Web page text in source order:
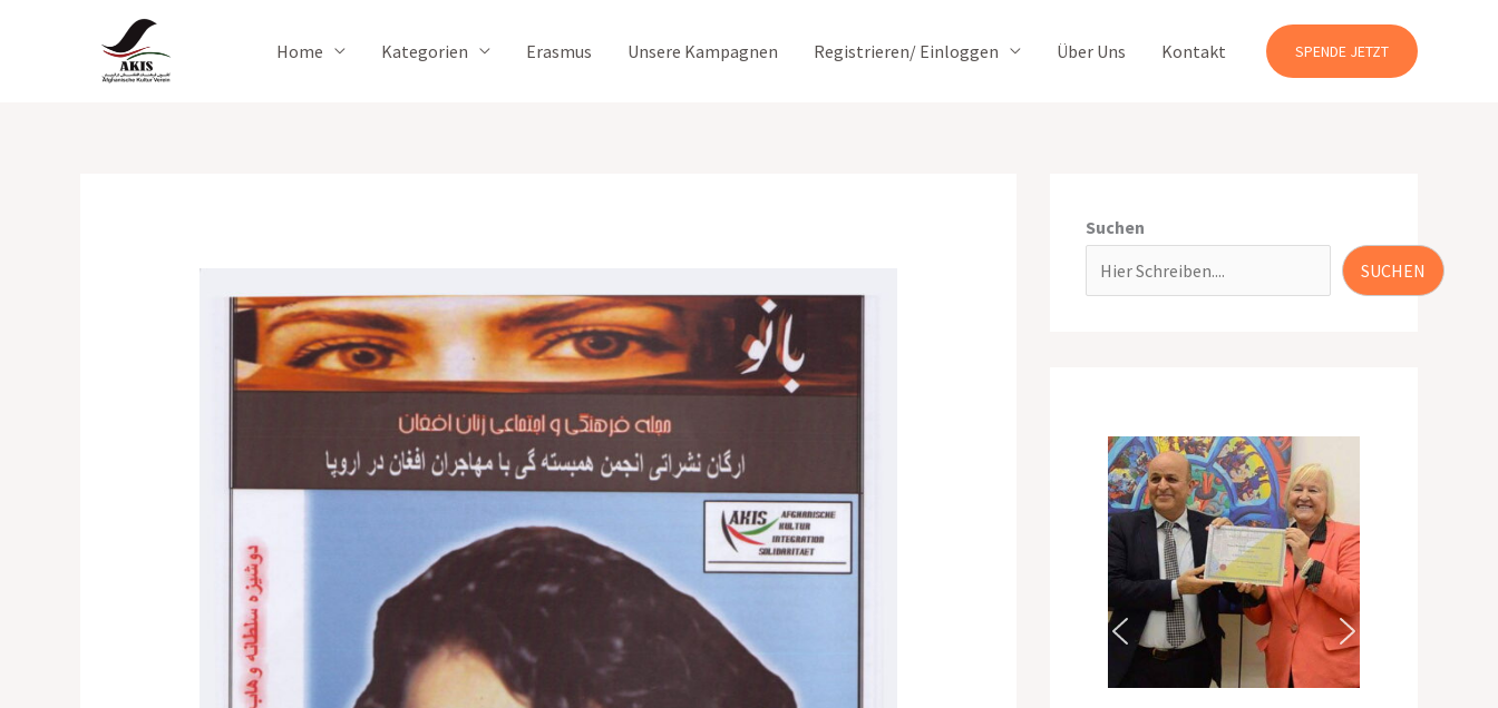
Home Kategorien Erasmus Unsere Kampagnen Registrieren/ Einloggen Über Uns Kontakt SPENDE JETZT
Suchen
SUCHEN